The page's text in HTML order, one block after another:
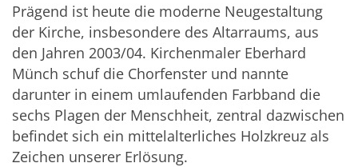
Prägend ist heute die moderne Neugestaltung
der Kirche, insbesondere des Altarraums, aus
den Jahren 2003/04. Kirchenmaler Eberhard
Münch schuf die Chorfenster und nannte
darunter in einem umlaufenden Farbband die
sechs Plagen der Menschheit, zentral dazwischen
befindet sich ein mittelalterliches Holzkreuz als
Zeichen unserer Erlösung.